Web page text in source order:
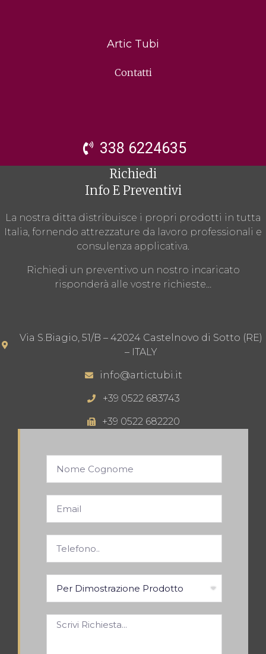
Artic Tubi
Contatti
338 6224635
Richiedi
Info E Preventivi
La nostra ditta distribuisce i propri prodotti in tutta
Italia, fornendo attrezzature da lavoro professionali e
consulenza applicativa.
Richiedi un preventivo un nostro incaricato
risponderà alle vostre richieste…
Via S.Biagio, 51/B – 42024 Castelnovo di Sotto (RE)
– ITALY
info@artictubi.it
+39 0522 683743
+39 0522 682220